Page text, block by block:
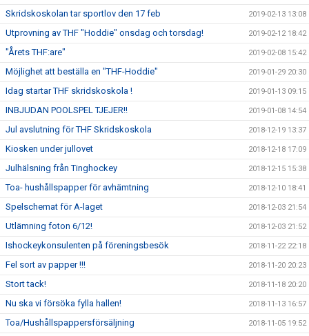
Skridskoskolan tar sportlov den 17 feb 2019-02-13 13:08
Utprovning av THF "Hoddie" onsdag och torsdag! 2019-02-12 18:42
"Årets THF:are" 2019-02-08 15:42
Möjlighet att beställa en "THF-Hoddie" 2019-01-29 20:30
Idag startar THF skridskoskola ! 2019-01-13 09:15
INBJUDAN POOLSPEL TJEJER!! 2019-01-08 14:54
Jul avslutning för THF Skridskoskola 2018-12-19 13:37
Kiosken under jullovet 2018-12-18 17:09
Julhälsning från Tinghockey 2018-12-15 15:38
Toa- hushållspapper för avhämtning 2018-12-10 18:41
Spelschemat för A-laget 2018-12-03 21:54
Utlämning foton 6/12! 2018-12-03 21:52
Ishockeykonsulenten på föreningsbesök 2018-11-22 22:18
Fel sort av papper !!! 2018-11-20 20:23
Stort tack! 2018-11-18 20:20
Nu ska vi försöka fylla hallen! 2018-11-13 16:57
Toa/Hushållspappersförsäljning 2018-11-05 19:52